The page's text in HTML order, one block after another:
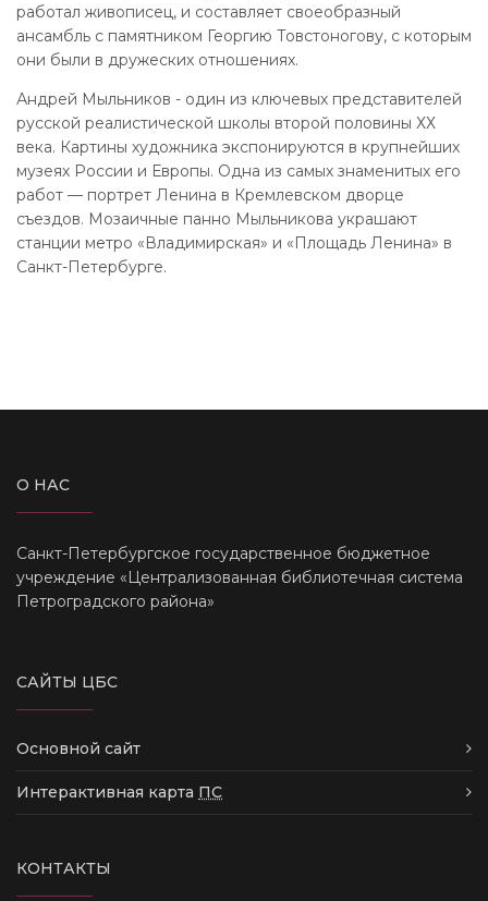
работал живописец, и составляет своеобразный
ансамбль с памятником Георгию Товстоногову, с которым
они были в дружеских отношениях.
Андрей Мыльников - один из ключевых представителей
русской реалистической школы второй половины ХХ
века. Картины художника экспонируются в крупнейших
музеях России и Европы. Одна из самых знаменитых его
работ — портрет Ленина в Кремлевском дворце
съездов. Мозаичные панно Мыльникова украшают
станции метро «Владимирская» и «Площадь Ленина» в
Санкт-Петербурге.
О НАС
Санкт-Петербургское государственное бюджетное
учреждение «Централизованная библиотечная система
Петроградского района»
САЙТЫ ЦБС
Основной сайт
Интерактивная карта ПС
КОНТАКТЫ